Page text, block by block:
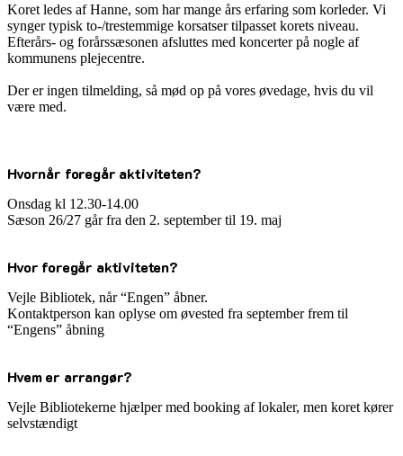
Koret ledes af Hanne, som har mange års erfaring som korleder. Vi
synger typisk to-/trestemmige korsatser tilpasset korets niveau.
Efterårs- og forårssæsonen afsluttes med koncerter på nogle af
kommunens plejecentre.
Der er ingen tilmelding, så mød op på vores øvedage, hvis du vil
være med.
Hvornår foregår aktiviteten?
Onsdag kl 12.30-14.00
Sæson 26/27 går fra den 2. september til 19. maj
Hvor foregår aktiviteten?
Vejle Bibliotek, når “Engen” åbner.
Kontaktperson kan oplyse om øvested fra september frem til
“Engens” åbning
Hvem er arrangør?
Vejle Bibliotekerne hjælper med booking af lokaler, men koret kører
selvstændigt